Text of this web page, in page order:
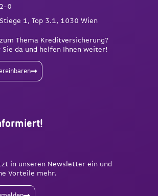
0
1, Top 3.1, 1030 Wien
Thema Kreditversicherung?
da und helfen Ihnen weiter!
in unseren Newsletter ein und
Vorteile mehr.